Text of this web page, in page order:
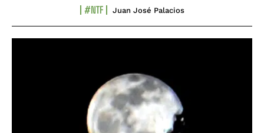
#NTF Juan José Palacios